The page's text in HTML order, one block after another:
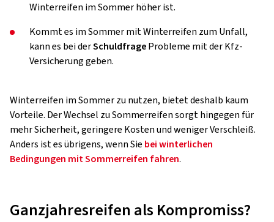
Winterreifen im Sommer höher ist.
Kommt es im Sommer mit Winterreifen zum Unfall,
kann es bei derSchuldfrageProbleme mit der Kfz-
Versicherung geben.
Winterreifen im Sommer zu nutzen, bietet deshalb kaum
Vorteile. Der Wechsel zu Sommerreifen sorgt hingegen für
mehr Sicherheit, geringere Kosten und weniger Verschleiß.
Anders ist es übrigens, wenn Sie bei winterlichen
Bedingungen mit Sommerreifen fahren.
Ganzjahresreifen als Kompromiss?